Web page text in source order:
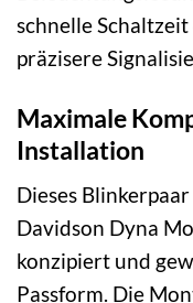
schnelle
präzisere
Maximale
Installation
Dieses
Davidson Dyna
konzipiert und
Passform. Die